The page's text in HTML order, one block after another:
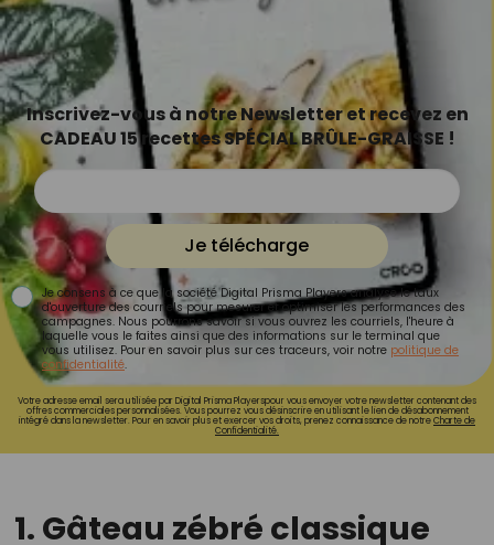
Inscrivez-vous à notre Newsletter et recevez en
CADEAU 15 recettes SPÉCIAL BRÛLE-GRAISSE !
Je télécharge
Je consens à ce que la société Digital Prisma Players analyse le taux
d'ouverture des courriels pour mesurer et optimiser les performances des
campagnes. Nous pourrons savoir si vous ouvrez les courriels, l'heure à
laquelle vous le faites ainsi que des informations sur le terminal que
vous utilisez. Pour en savoir plus sur ces traceurs, voir notre politique de
confidentialité.
Votre adresse email sera utilisée par Digital Prisma Playerspour vous envoyer votre newsletter contenant des
offres commerciales personnalisées. Vous pourrez vous désinscrire en utilisant le lien de désabonnement
intégré dans la newsletter. Pour en savoir plus et exercer vos droits, prenez connaissance de notreCharte de
Confidentialité.
1. Gâteau zébré classique